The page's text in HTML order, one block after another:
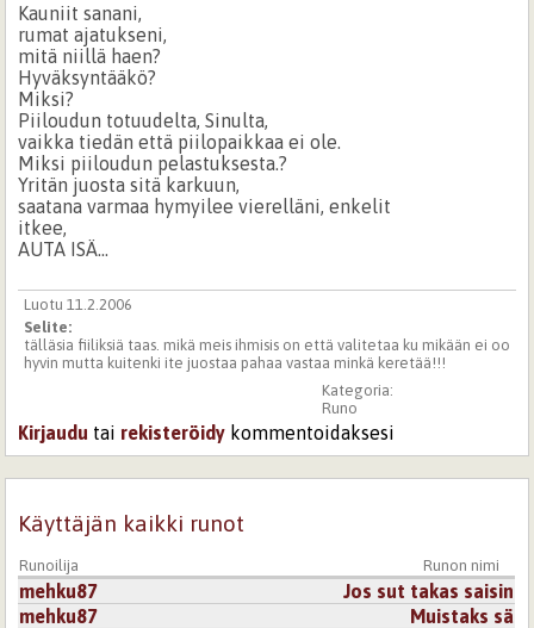
Kauniit sanani,
rumat ajatukseni,
mitä niillä haen?
Hyväksyntääkö?
Miksi?
Piiloudun totuudelta, Sinulta,
vaikka tiedän että piilopaikkaa ei ole.
Miksi piiloudun pelastuksesta.?
Yritän juosta sitä karkuun,
saatana varmaa hymyilee vierelläni, enkelit
itkee,
AUTA ISÄ...
Luotu 11.2.2006
Selite:
tälläsia fiiliksiä taas. mikä meis ihmisis on että valitetaa ku mikään ei oo
hyvin mutta kuitenki ite juostaa pahaa vastaa minkä keretää!!!
Kategoria:
Runo
Kirjaudu tai rekisteröidy kommentoidaksesi
Käyttäjän kaikki runot
Runoilija Runon nimi
mehku87
Jos sut takas saisin
mehku87
Muistaks sä